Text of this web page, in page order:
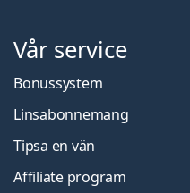
Vår service
Bonussystem
Linsabonnemang
Tipsa en vän
Affiliate program